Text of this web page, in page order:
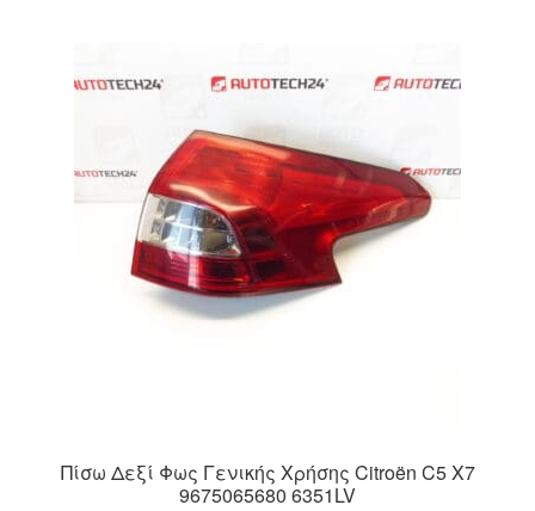
Πίσω Δεξί Φως Γενικής Χρήσης Citroën C5 X7
9675065680 6351LV